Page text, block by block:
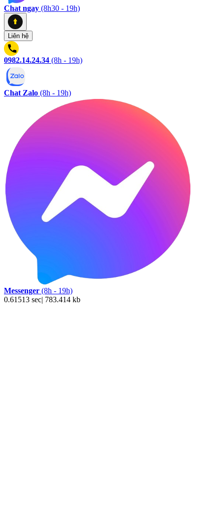
Chat ngay (8h30 - 19h)
Liên hệ
0982.14.24.34 (8h - 19h)
Chat Zalo (8h - 19h)
Messenger (8h - 19h)
0.61513 sec| 783.414 kb